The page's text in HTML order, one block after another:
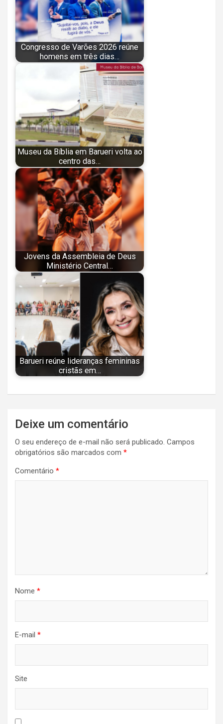
Congresso de Varões 2026 reúne
homens em três dias…
Museu da Bíblia em Barueri volta ao
centro das…
Jovens da Assembleia de Deus
Ministério Central…
Barueri reúne lideranças femininas
cristãs em…
Navegação
de
Post
Deixe um comentário
O seu endereço de e-mail não será publicado. Campos
obrigatórios são marcados com *
Comentário *
Nome *
E-mail *
Site